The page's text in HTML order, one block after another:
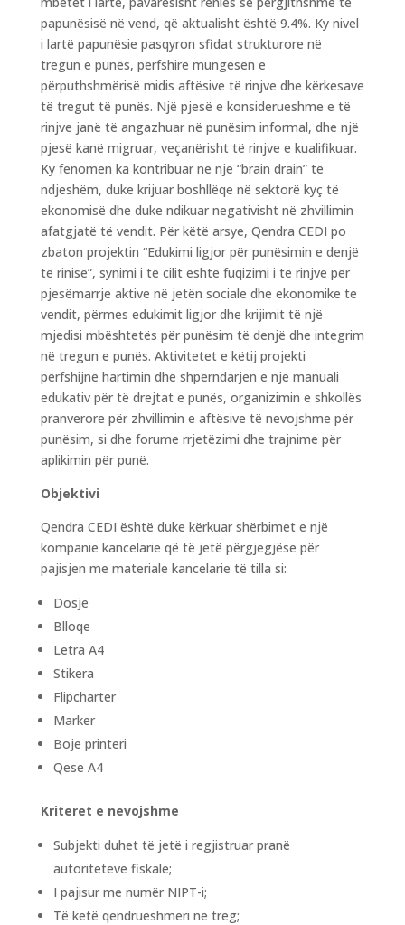
papunësisë në vend, që aktualisht është 9.4%. Ky nivel
i lartë papunësie pasqyron sfidat strukturore në
tregun e punës, përfshirë mungesën e
përputhshmërisë midis aftësive të rinjve dhe kërkesave
të tregut të punës. Një pjesë e konsiderueshme e të
rinjve janë të angazhuar në punësim informal, dhe një
pjesë kanë migruar, veçanërisht të rinjve e kualifikuar.
Ky fenomen ka kontribuar në një “brain drain” të
ndjeshëm, duke krijuar boshllëqe në sektorë kyç të
ekonomisë dhe duke ndikuar negativisht në zhvillimin
afatgjatë të vendit. Për këtë arsye, Qendra CEDI po
zbaton projektin “Edukimi ligjor për punësimin e denjë
të rinisë”, synimi i të cilit është fuqizimi i të rinjve për
pjesëmarrje aktive në jetën sociale dhe ekonomike te
vendit, përmes edukimit ligjor dhe krijimit të një
mjedisi mbështetës për punësim të denjë dhe integrim
në tregun e punës. Aktivitetet e këtij projekti
përfshijnë hartimin dhe shpërndarjen e një manuali
edukativ për të drejtat e punës, organizimin e shkollës
pranverore për zhvillimin e aftësive të nevojshme për
punësim, si dhe forume rrjetëzimi dhe trajnime për
aplikimin për punë.
Objektivi
Qendra CEDI është duke kërkuar shërbimet e një
kompanie kancelarie që të jetë përgjegjëse për
pajisjen me materiale kancelarie të tilla si:
Dosje
Blloqe
Letra A4
Stikera
Flipcharter
Marker
Boje printeri
Qese A4
Kriteret e nevojshme
Subjekti duhet të jetë i regjistruar pranë
autoriteteve fiskale;
I pajisur me numër NIPT-i;
Të ketë qendrueshmeri ne treg;